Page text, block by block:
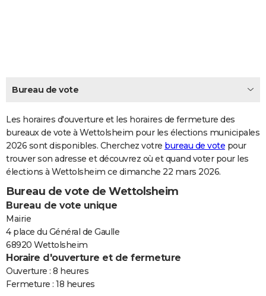
CARTE DE VOEUX
Dictionnaire
Biographies
Citations
Expressions
Proverbes
PROGRAMME TV
COPAINS D'AVANT
FORUM
Bricolage
Lifestyle
Culture
Sport
Auto
Television
Voyage
Cinema
Bureau de vote
Les horaires d'ouverture et les horaires de fermeture des
bureaux de vote à Wettolsheim pour les élections municipales
2026 sont disponibles. Cherchez votre bureau de vote pour
trouver son adresse et découvrez où et quand voter pour les
élections à Wettolsheim ce dimanche 22 mars 2026.
Bureau de vote de Wettolsheim
Bureau de vote unique
Mairie
4 place du Général de Gaulle
68920 Wettolsheim
Horaire d'ouverture et de fermeture
Ouverture : 8 heures
Fermeture : 18 heures